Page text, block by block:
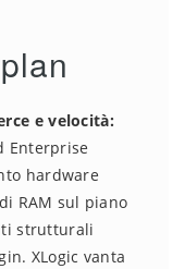
e velocità:
Enterprise
hardware
RAM sul piano
strutturali
XLogic vanta